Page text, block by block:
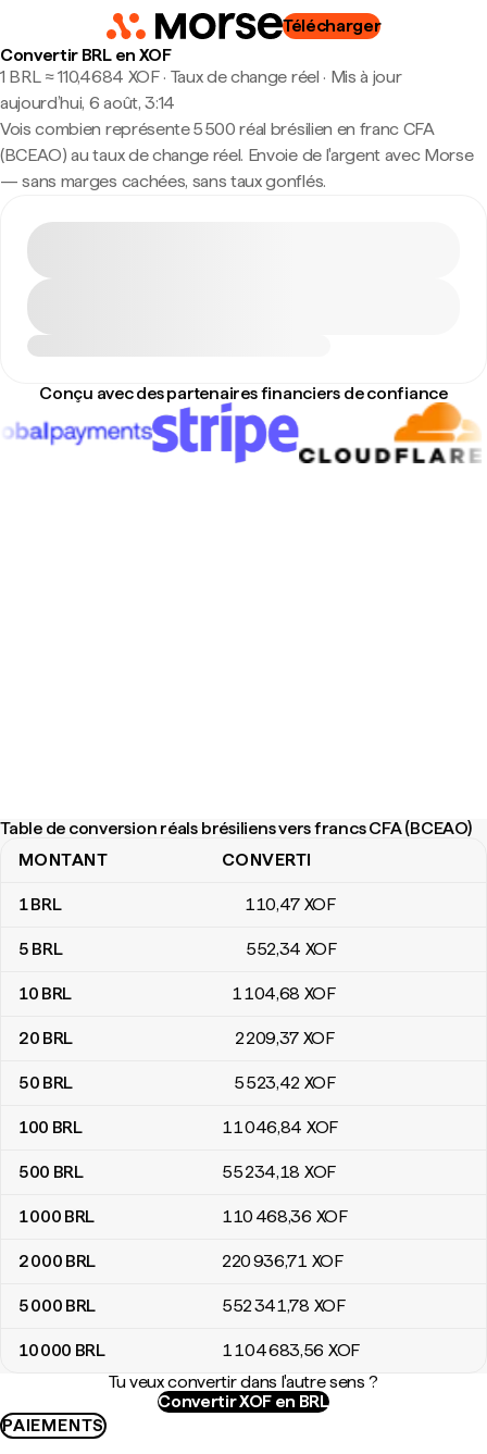
Télécharger
Convertir BRL en XOF
1 BRL ≈ 110,4684 XOF · Taux de change réel · Mis à jour
aujourd’hui, 6 août, 3:14
Vois combien représente 5 500 réal brésilien en franc CFA
(BCEAO) au taux de change réel. Envoie de l'argent avec Morse
— sans marges cachées, sans taux gonflés.
Conçu avec des partenaires financiers de confiance
Table de conversion réals brésiliens vers francs CFA (BCEAO)
Table de conversion réals brésiliens vers francs CFA (BCEAO)
MONTANT CONVERTI
1BRL 110,47 XOF
5 BRL 552,34 XOF
10 BRL 1 104,68 XOF
20 BRL 2 209,37 XOF
50 BRL 5 523,42 XOF
100 BRL 11 046,84 XOF
500 BRL 55 234,18 XOF
1 000 BRL 110 468,36 XOF
2 000 BRL 220 936,71 XOF
5 000 BRL 552 341,78 XOF
10 000 BRL 1 104 683,56 XOF
Tu veux convertir dans l'autre sens ?
Convertir XOF en BRL
PAIEMENTS